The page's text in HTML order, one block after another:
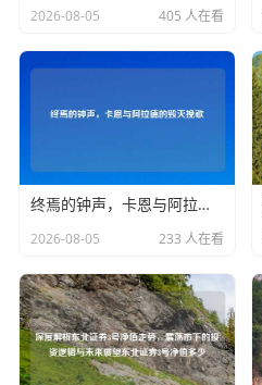
2026-08-05 405 人在看
终焉的钟声，卡恩与阿拉德的毁灭挽歌
2026-08-05 233 人在看